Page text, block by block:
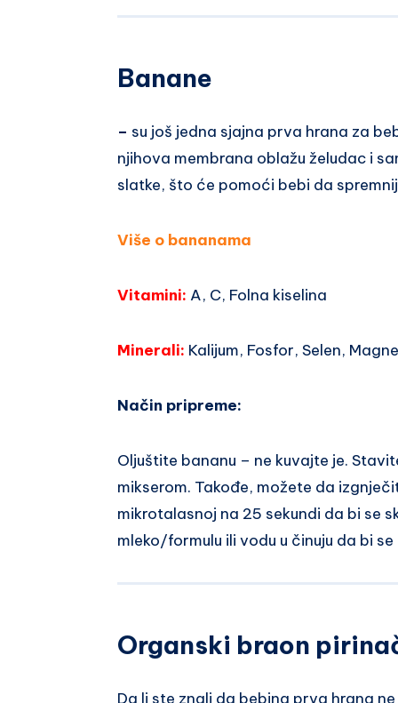
Banane
– su još jedna sjajna prva hrana za
njihova membrana oblažu želudac i
slatke, što će pomoći bebi da
Više o bananama
Vitamini: A, C, Folna kiselina
Minerali: Kalijum, Fosfor, Selen,
Način pripreme:
Oljuštite bananu – ne kuvajte je.
mikserom. Takođe, možete da
mikrotalasnoj na 25 sekundi da bi se
mleko/formulu ili vodu u činuju da bi se
Organski braon
Da li ste znali da bebina prva hrana